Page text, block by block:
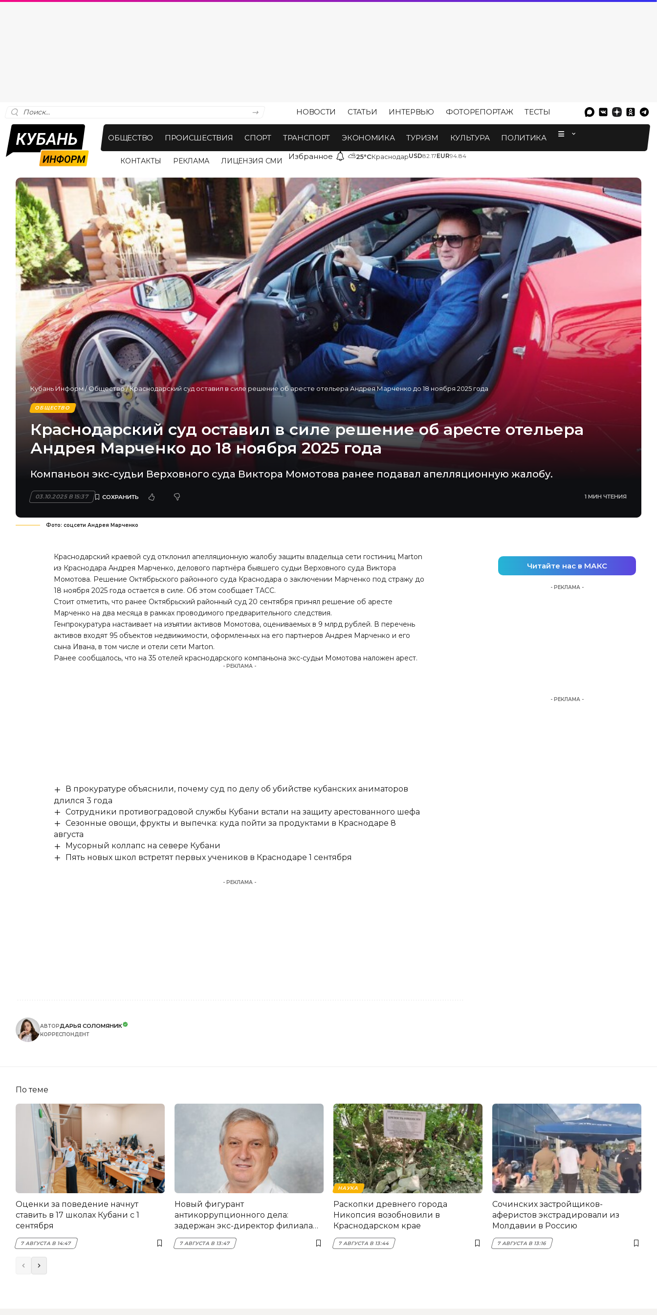
НОВОСТИ СТАТЬИ ИНТЕРВЬЮ ФОТОРЕПОРТАЖ ТЕСТЫ
ОБЩЕСТВО ПРОИСШЕСТВИЯ СПОРТ ТРАНСПОРТ ЭКОНОМИКА ТУРИЗМ КУЛЬТУРА ПОЛИТИКА
КОНТАКТЫ РЕКЛАМА ЛИЦЕНЗИЯ СМИ Избранное ⛅25°CКраснодарUSD82.17EUR94.84
Кубань Информ/Общество/Краснодарский суд оставил в силе решение об аресте отельера Андрея Марченко до 18 ноября 2025 года
ОБЩЕСТВО
Краснодарский суд оставил в силе решение об аресте отельера
Андрея Марченко до 18 ноября 2025 года
Компаньон экс-судьи Верховного суда Виктора Момотова ранее подавал апелляционную жалобу.
03.10.2025 В 15:37 1 МИН ЧТЕНИЯ
Фото: соцсети Андрея Марченко
Краснодарский краевой суд отклонил апелляционную жалобу защиты владельца сети гостиниц Marton
из Краснодара Андрея Марченко, делового партнёра бывшего судьи Верховного суда Виктора
Момотова. Решение Октябрьского районного суда Краснодара о заключении Марченко под стражу до
18 ноября 2025 года остается в силе. Об этом сообщаетТАСС.
Стоит отметить, что ранее Октябрьский районный суд 20 сентября принял решение об аресте
Марченко на два месяца в рамках проводимого предварительного следствия.
Генпрокуратура настаивает на изъятии активов Момотова, оцениваемых в 9 млрд рублей. В перечень
активов входят 95 объектов недвижимости, оформленных на его партнеров Андрея Марченко и его
сына Ивана, в том числе и отели сети Marton.
Ранее сообщалось, что на 35 отелей краснодарского компаньона экс-судьи Момотова наложен арест.
- РЕКЛАМА -
В прокуратуре объяснили, почему суд по делу об убийстве кубанских аниматоров
длился 3 года
Сотрудники противоградовой службы Кубани встали на защиту арестованного шефа
Сезонные овощи, фрукты и выпечка: куда пойти за продуктами в Краснодаре 8
августа
Мусорный коллапс на севере Кубани
Пять новых школ встретят первых учеников в Краснодаре 1 сентября
- РЕКЛАМА -
АВТОРДАРЬЯ СОЛОМЯНИК
КОРРЕСПОНДЕНТ
Читайте нас в МАКС
- РЕКЛАМА -
- РЕКЛАМА -
По теме
Оценки за поведение начнут
ставить в 17 школах Кубани с 1
сентября
7 АВГУСТА В 14:47
Новый фигурант
антикоррупционного дела:
задержан экс-директор филиала
НЭСК Крымска
7 АВГУСТА В 13:47
НАУКА
Раскопки древнего города
Никопсия возобновили в
Краснодарском крае
7 АВГУСТА В 13:44
Сочинских застройщиков-
аферистов экстрадировали из
Молдавии в Россию
7 АВГУСТА В 13:16